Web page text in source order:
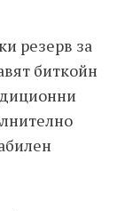
резерв за
биткойн